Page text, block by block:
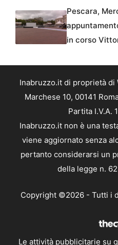
Pescara,
in corso
Inabruzzo.it di proprietà di
Marchese 10, 00141
Partita I.V.A.
Inabruzzo.it non è una
viene aggiornato senza
pertanto considerarsi un
della legge n.
Copyright ©2026 - Tutti i
Le attività pubblicitarie su